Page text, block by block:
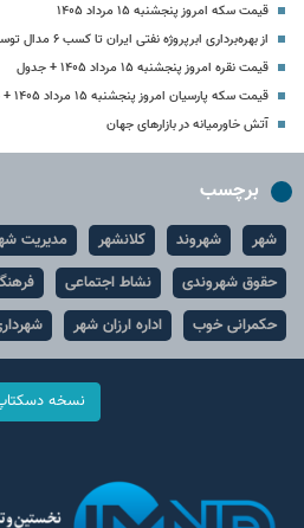
قیمت سکه امروز پنجشنبه ۱۵ مرداد ۱۴۰۵
از بهره‌برداری ابرپروژه نفتی ایران تا کسب ۶ مدال توسط ملی‌پوشان دوومیدانی
قیمت نقره امروز پنجشنبه ۱۵ مرداد ۱۴۰۵ + جدول
قیمت سکه پارسیان امروز پنجشنبه ۱۵ مرداد ۱۴۰۵ + جدول
آتش خاورمیانه در بازارهای جهان
برچسب
شهر شهروند کلانشهر مدیریت
حقوق شهروندی
نشاط اجتماعی
حکمرانی خوب
اداره ارزان شهر
نسخه